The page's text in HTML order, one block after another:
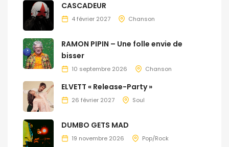
CASCADEUR
4 février 2027 Chanson
RAMON PIPIN – Une folle envie de
bisser
10 septembre 2026 Chanson
ELVETT « Release-Party »
26 février 2027 Soul
DUMBO GETS MAD
19 novembre 2026 Pop/Rock